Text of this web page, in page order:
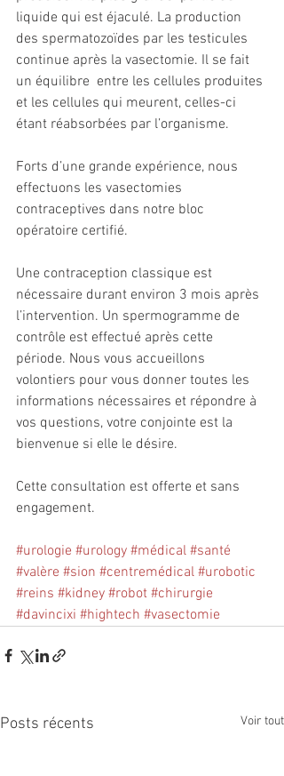
liquide qui est éjaculé. La production
des spermatozoïdes par les testicules
continue après la vasectomie. Il se fait
un équilibre  entre les cellules produites
et les cellules qui meurent, celles-ci
étant réabsorbées par l’organisme.
Forts d’une grande expérience, nous
effectuons les vasectomies
contraceptives dans notre bloc
opératoire certifié.
Une contraception classique est
nécessaire durant environ 3 mois après
l’intervention. Un spermogramme de
contrôle est effectué après cette
période. Nous vous accueillons
volontiers pour vous donner toutes les
informations nécessaires et répondre à
vos questions, votre conjointe est la
bienvenue si elle le désire.
Cette consultation est offerte et sans
engagement.
#urologie #urology #médical #santé
#valère #sion #centremédical #urobotic
#reins #kidney #robot #chirurgie
#davincixi #hightech #vasectomie
Posts récents Voir tout